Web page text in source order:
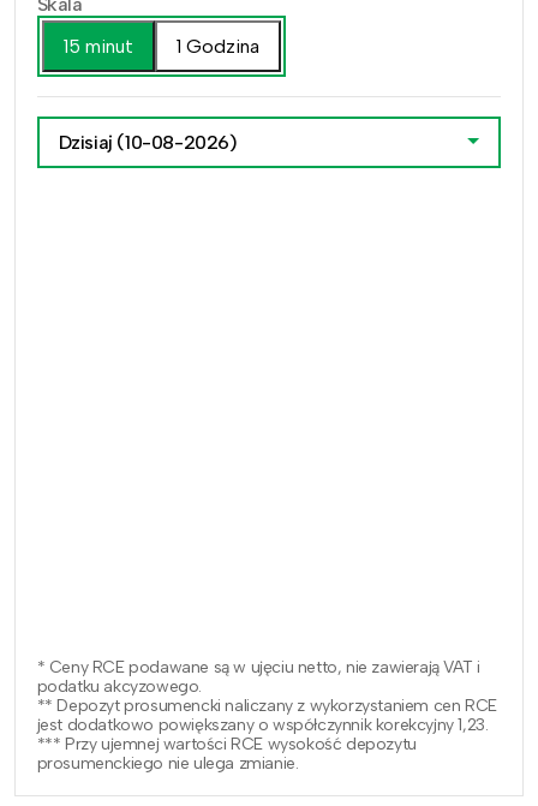
Skala
15 minut
1 Godzina
Dzisiaj (10-08-2026)
* Ceny RCE podawane są w ujęciu netto, nie zawierają VAT i
podatku akcyzowego.
** Depozyt prosumencki naliczany z wykorzystaniem cen RCE
jest dodatkowo powiększany o współczynnik korekcyjny 1,23.
*** Przy ujemnej wartości RCE wysokość depozytu
prosumenckiego nie ulega zmianie.